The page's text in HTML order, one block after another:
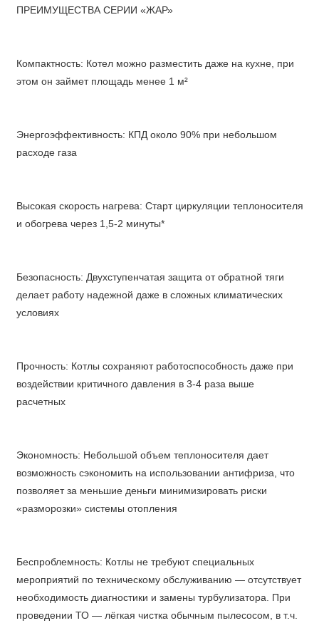
ПРЕИМУЩЕСТВА СЕРИИ «ЖАР»
Компактность: Котел можно разместить даже на кухне, при
этом он займет площадь менее 1 м²
Энергоэффективность: КПД около 90% при небольшом
расходе газа
Высокая скорость нагрева: Старт циркуляции теплоносителя
и обогрева через 1,5-2 минуты*
Безопасность: Двухступенчатая защита от обратной тяги
делает работу надежной даже в сложных климатических
условиях
Прочность: Котлы сохраняют работоспособность даже при
воздействии критичного давления в 3-4 раза выше
расчетных
Экономность: Небольшой объем теплоносителя дает
возможность сэкономить на использовании антифриза, что
позволяет за меньшие деньги минимизировать риски
«разморозки» системы отопления
Беспроблемность: Котлы не требуют специальных
мероприятий по техническому обслуживанию — отсутствует
необходимость диагностики и замены турбулизатора. При
проведении ТО — лёгкая чистка обычным пылесосом, в т.ч.